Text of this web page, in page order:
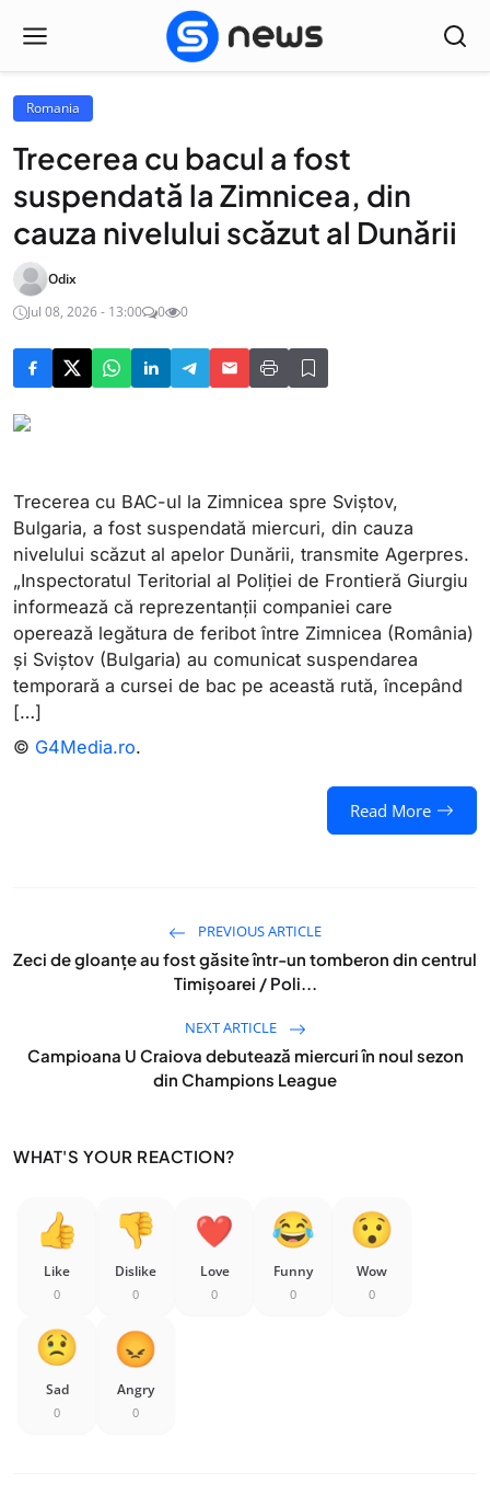
Romania
Trecerea cu bacul a fost
suspendată la Zimnicea, din
cauza nivelului scăzut al Dunării
Odix
Jul 08, 2026 - 13:00
0 0
Trecerea cu BAC-ul la Zimnicea spre Sviştov,
Bulgaria, a fost suspendată miercuri, din cauza
nivelului scăzut al apelor Dunării, transmite Agerpres.
„Inspectoratul Teritorial al Poliţiei de Frontieră Giurgiu
informează că reprezentanţii companiei care
operează legătura de feribot între Zimnicea (România)
şi Sviştov (Bulgaria) au comunicat suspendarea
temporară a cursei de bac pe această rută, începând
[…]
© G4Media.ro.
Read More
PREVIOUS ARTICLE
Zeci de gloanțe au fost găsite într-un tomberon din centrul
Timișoarei / Poli...
NEXT ARTICLE
Campioana U Craiova debutează miercuri în noul sezon
din Champions League
WHAT'S YOUR REACTION?
Like
0
Dislike
0
Love
0
Funny
0
Wow
0
Sad
0
Angry
0